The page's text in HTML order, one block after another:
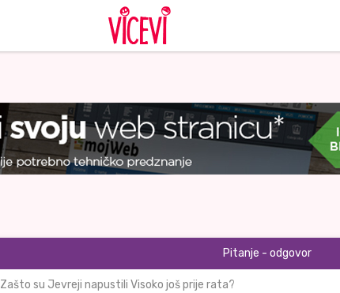
Pitanje - odgovor
Zašto su Jevreji napustili Visoko još prije rata?